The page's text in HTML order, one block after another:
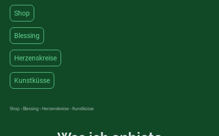
Shop
Blessing
Herzenskreise
Shop - Blessing - Herzenskreise - Kunstküsse
Kunstküsse